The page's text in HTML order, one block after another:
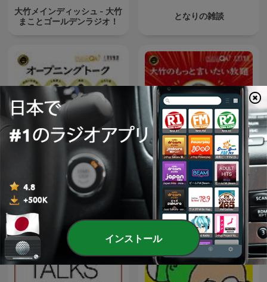
大竹メインディッシュ - 大竹
まことゴールデンラジオ！
となりの雑談
オープニング - 大竹まことゴ
ールデンラジオ！
大竹のもっと言いたい放題 -
大竹まこと ゴールデンラジ
オ！
インストール